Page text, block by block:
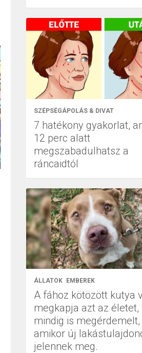
SZÉPSÉGÁPOLÁS & DIVAT
7 hatékony gyakorlat,
12 perc alatt
megszabadulhatsz a
ráncaidtól
ÁLLATOK EMBEREK
A fához kötözött kutya
megkapja azt az életet,
mindig is megérdemelt,
amikor új
jelennek meg.